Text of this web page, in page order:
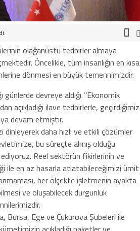
olağanüstü tedbirler almaya
Öncelikle, tüm insanlığın en kısa
dönmesi en büyük temennimizdir.
devreye aldığı ‘’Ekonomik
açıkladığı ilave tedbirlerle, geçirdiğimiz
devam etmiştir.
daha hızlı ve etkili çözümler
bu süreçte almış olduğu
Reel sektörün fikirlerinin ve
ile en az hasarla atlatabileceğimizi ümit
her ölçekte işletmenin ayakta
ve oluşabilecek durgunluk
Bursa, Ege ve Çukurova Şubeleri ile